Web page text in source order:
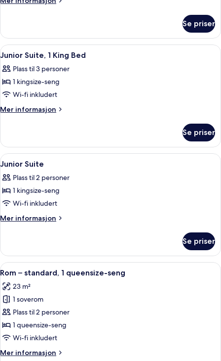
2
People
-
Non-
Smoking
Queen
Room
for
People
-
Smoking
Se priser
Åpne
alle
bildene
av
Junior
Suite,
Bed
Minibar, safe på rommet,
14
Junior Suite, 1 King Bed
Plass til 3 personer
1 kingsize-seng
Wi-fi inkludert
Mer informasjon
Mer
Suite,
King
Se priser
Åpne
alle
bildene
av
Junior
Suite
Minibar, safe på rommet,
13
Junior Suite
Plass til 2 personer
1 kingsize-seng
Wi-fi inkludert
Mer informasjon
Mer
Suite
Se priser
Åpne
alle
bildene
av
Rom
–
standard,
queensize-
Rom – standard, 1 queensize-seng
12
Rom – standard, 1 queensize-seng
23 m²
1 soverom
Plass til 2 personer
1 queensize-seng
Wi-fi inkludert
Mer informasjon
Mer